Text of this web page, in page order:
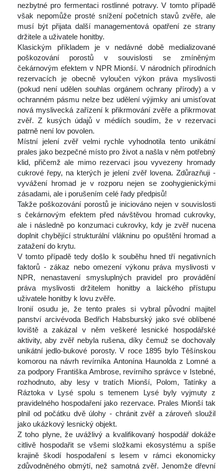
nezbytné pro fermentaci rostlinné potravy. V tomto případě
však nepomůže prosté snížení početních stavů zvěře, ale
musí být přijata další managementová opatření ze strany
držitele a uživatele honitby.
Klasickým příkladem je v nedávné době medializované
poškozování porostů v souvislosti se zmíněným
čekárnovým efektem v NPR Mionší. V národních přírodních
rezervacích je obecně vyloučen výkon práva myslivosti
(pokud není udělen souhlas orgánem ochrany přírody) a v
ochranném pásmu nelze bez udělení výjimky ani umisťovat
nová myslivecká zařízení k přikrmování zvěře a přikrmovat
zvěř. Z kusých údajů v médiích soudím, že v rezervaci
patrně není lov povolen.
Místní jelení zvěř velmi rychle vyhodnotila tento unikátní
prales jako bezpečné místo pro život a našla v něm potřebný
klid, přičemž ale mimo rezervaci jsou vyvezeny hromady
cukrové řepy, na kterých je jelení zvěř lovena. Zdůrazňuji -
vyvážení hromad je v rozporu nejen se zoohygienickými
zásadami, ale i porušením celé řady předpisů!
Takže poškozování porostů je iniciováno nejen v souvislosti
čekárnovým efektem před návštěvou hromad cukrovky,
ale i následně po konzumaci cukrovky, kdy je zvěř nucena
doplnit chybějící strukturální vlákninu po opuštění hromad a
zatažení do krytu.
V tomto případě tedy došlo k souběhu hned tří negativních
faktorů - zákaz nebo omezení výkonu práva myslivosti v
NPR, nenastavení smysluplných pravidel pro provádění
práva myslivosti držitelem honitby a laického přístupu
uživatele honitby k lovu zvěře.
Ironií osudu je, že tento prales si vybral původní majitel
panství arcivévoda Bedřich Habsburský jako své oblíbené
loviště a zakázal v něm veškeré lesnické hospodářské
aktivity, aby zvěř nebyla rušena, díky čemuž se dochovaly
unikátní jedlo-bukové porosty. V roce 1895 bylo Těšínskou
komorou na návrh revírníka Antonína Haunolda z Lomné a
za podpory Františka Ambrose, revírního správce v Istebné,
rozhodnuto, aby lesy v tratích Mionší, Polom, Tatínky a
Ráztoka v Lysé spolu s temenem Lysé byly vyjmuty z
pravidelného hospodaření jako rezervace. Prales Mionší tak
plnil od počátku dvě úlohy - chránit zvěř a zároveň sloužil
jako ukázkový lesnický objekt.
Z toho plyne, že uvážlivý a kvalifikovaný hospodář dokáže
citlivě hospodařit se všemi složkami ekosystému a spíše
krajině škodí hospodaření s lesem v rámci ekonomicky
zdůvodněného obmýtí, než samotná zvěř. Jenomže dřevní